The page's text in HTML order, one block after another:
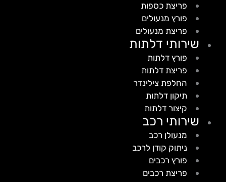
פריצת כספות
פורץ מנעולים
פריצת מנעולים
שירותי דלתות
פורץ דלתות
פריצת דלתות
החלפת צילינדר
תיקון דלתות
קיצור דלתות
שירותי רכב
מנעולן רכב
ניתוק קודן לרכב
פורץ רכבים
פריצת רכבים